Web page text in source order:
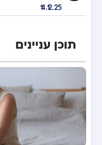
14.12.25
תוכן עניינים